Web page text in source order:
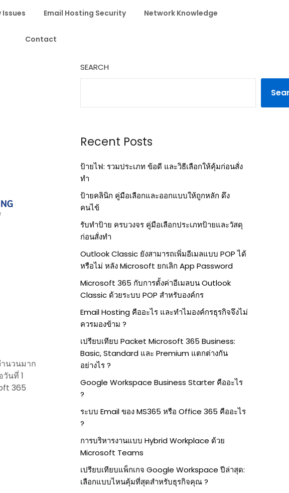
Issues Email Hosting Security Network Knowledge
Contact
นวนมาก
นที่ 1
365
SEARCH
Recent Posts
ป้ายไฟ: รวมประเภท ข้อดี และวิธีเลือกให้คุ้มก่อนสั่ง
ทำ
ป้ายคลินิก คู่มือเลือกและออกแบบให้ถูกหลัก ดึง
คนไข้
รับทำป้าย ครบวงจร คู่มือเลือกประเภทป้ายและวัสดุ
ก่อนสั่งทำ
Outlook Classic ยังสามารถเพิ่มอีเมลแบบ POP ได้
หรือไม่ หลัง Microsoft ยกเลิก App Password
Microsoft 365 กับการตั้งค่าอีเมลบน Outlook
Classic ด้วยระบบ POP สำหรับองค์กร
Email Hosting คืออะไร และทำไมองค์กรธุรกิจจึงไม่
ควรมองข้าม ?
เปรียบเทียบ Packet Microsoft 365 Business:
Basic, Standard และ Premium แตกต่างกัน
อย่างไร ?
Google Workspace Business Starter คืออะไร
?
ระบบ Email ของ MS365 หรือ Office 365 คืออะไร
?
การบริหารงานแบบ Hybrid Workplace ด้วย
Microsoft Teams
เปรียบเทียบแพ็กเกจ Google Workspace ปีล่าสุด:
เลือกแบบไหนคุ้มที่สุดสำหรับธุรกิจคุณ ?